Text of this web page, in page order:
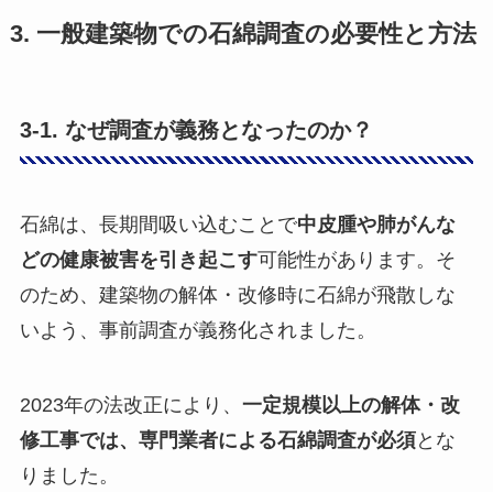
3. 一般建築物での石綿調査の必要性と方法
3-1. なぜ調査が義務となったのか？
石綿は、長期間吸い込むことで中皮腫や肺がんな
どの健康被害を引き起こす可能性があります。そ
のため、建築物の解体・改修時に石綿が飛散しな
いよう、事前調査が義務化されました。
2023年の法改正により、 一定規模以上の解体・改
修工事では、専門業者による石綿調査が必須とな
りました。